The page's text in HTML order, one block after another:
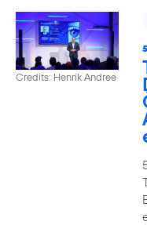
Credits: Henrik Andree